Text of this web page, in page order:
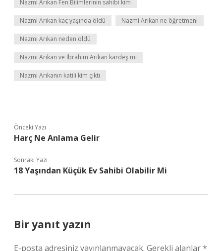
Nazmi Arıkan Fen Bilimlerinin sahibi kim
Nazmi Arıkan kaç yaşında öldü Nazmi Arıkan ne öğretmeni
Nazmi Arıkan neden öldü
Nazmi Arıkan ve İbrahim Arıkan kardeş mi
Nazmi Arıkanın katili kim çıktı
Önceki Yazı
Harç Ne Anlama Gelir
Sonraki Yazı
18 Yaşından Küçük Ev Sahibi Olabilir Mi
Bir yanıt yazın
E-posta adresiniz yayınlanmayacak. Gerekli alanlar*